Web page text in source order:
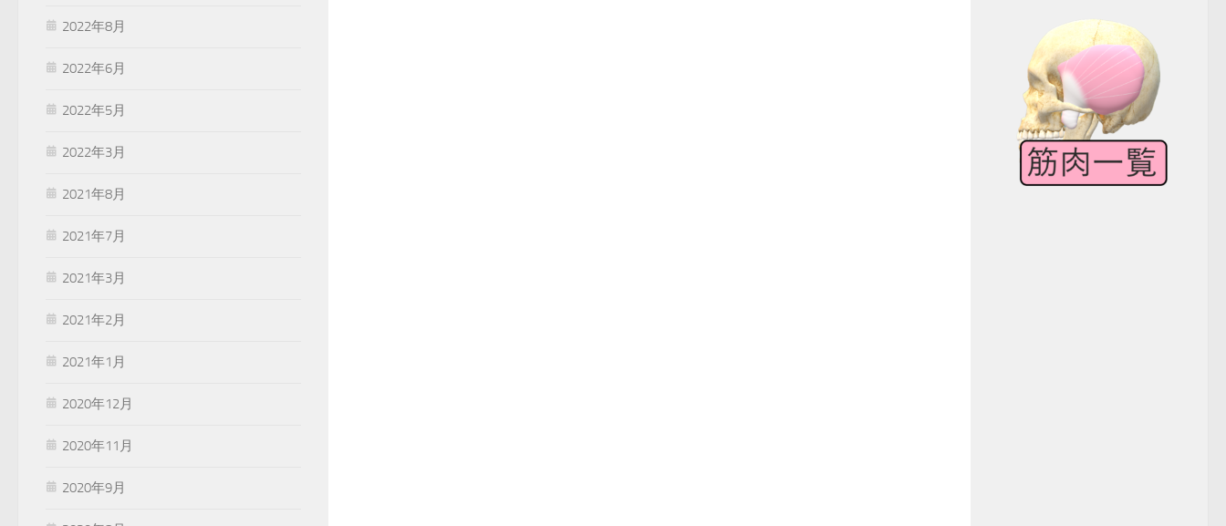
2022年8月
2022年6月
2022年5月
2022年3月
2021年8月
2021年7月
2021年3月
2021年2月
2021年1月
2020年12月
2020年11月
2020年9月